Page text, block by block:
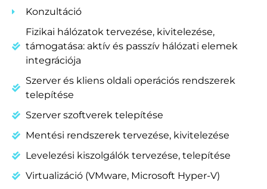
Konzultáció
Fizikai hálózatok tervezése, kivitelezése,
támogatása: aktív és passzív hálózati elemek
integrációja
Szerver és kliens oldali operációs rendszerek
telepítése
Szerver szoftverek telepítése
Mentési rendszerek tervezése, kivitelezése
Levelezési kiszolgálók tervezése, telepítése
Virtualizáció (VMware, Microsoft Hyper-V)